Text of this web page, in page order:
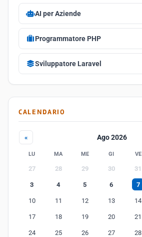
AI per Aziende
Programmatore PHP
Sviluppatore Laravel
CALENDARIO
« Ago 2026
LU MA ME GI VE
27 28 29 30 31
3 4 5 6 7
10 11 12 13 14
17 18 19 20 21
24 25 26 27 28